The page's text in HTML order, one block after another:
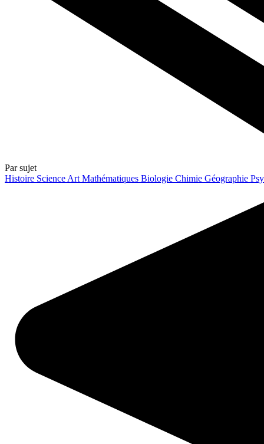
Par sujet
Histoire Science Art Mathématiques Biologie Chimie Géographie